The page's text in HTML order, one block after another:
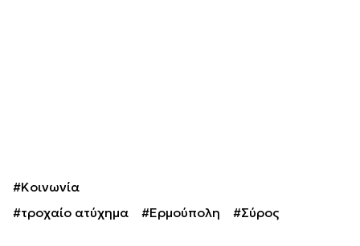
#Κοινωνία
#τροχαίο ατύχημα
#Ερμούπολη #Σύρος